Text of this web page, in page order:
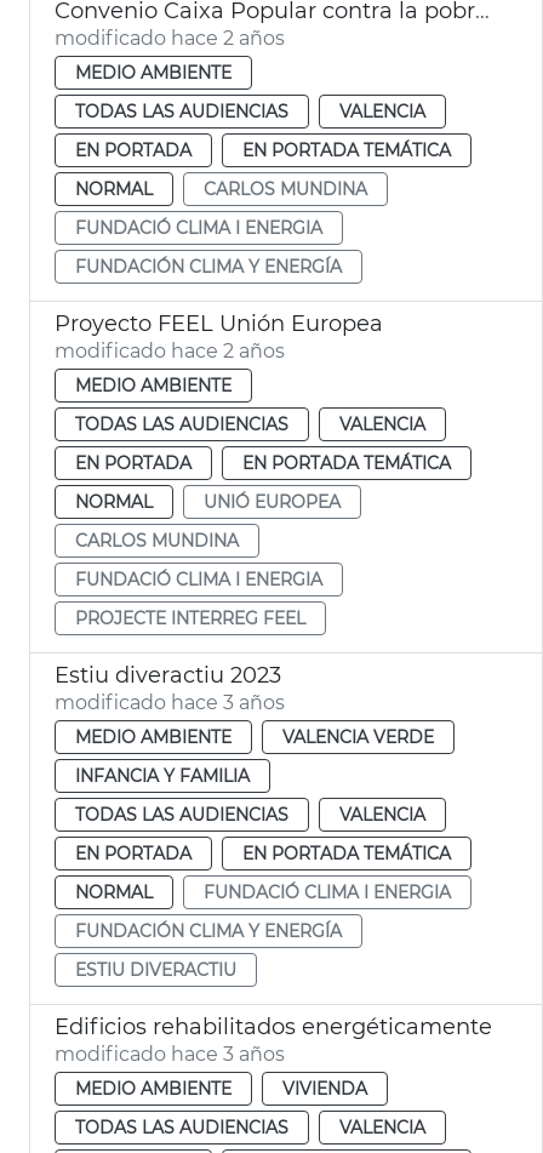
Convenio Caixa Popular contra la pobreza energética
modificado hace 2 años
MEDIO AMBIENTE
TODAS LAS AUDIENCIAS
VALENCIA
EN PORTADA
EN PORTADA TEMÁTICA
NORMAL
CARLOS MUNDINA
FUNDACIÓ CLIMA I ENERGIA
FUNDACIÓN CLIMA Y ENERGÍA
Proyecto FEEL Unión Europea
modificado hace 2 años
MEDIO AMBIENTE
TODAS LAS AUDIENCIAS
VALENCIA
EN PORTADA
EN PORTADA TEMÁTICA
NORMAL
UNIÓ EUROPEA
CARLOS MUNDINA
FUNDACIÓ CLIMA I ENERGIA
PROJECTE INTERREG FEEL
Estiu diveractiu 2023
modificado hace 3 años
MEDIO AMBIENTE
VALENCIA VERDE
INFANCIA Y FAMILIA
TODAS LAS AUDIENCIAS
VALENCIA
EN PORTADA
EN PORTADA TEMÁTICA
NORMAL
FUNDACIÓ CLIMA I ENERGIA
FUNDACIÓN CLIMA Y ENERGÍA
ESTIU DIVERACTIU
Edificios rehabilitados energéticamente
modificado hace 3 años
MEDIO AMBIENTE
VIVIENDA
TODAS LAS AUDIENCIAS
VALENCIA